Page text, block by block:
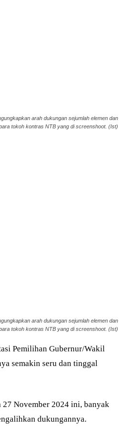
arah dukungan sejumlah elemen dan
tokoh kontras NTB yang di screenshoot. (Ist)
arah dukungan sejumlah elemen dan
tokoh kontras NTB yang di screenshoot. (Ist)
Pemilihan Gubernur/Wakil
semakin seru dan tinggal
November 2024 ini, banyak
dukungannya.